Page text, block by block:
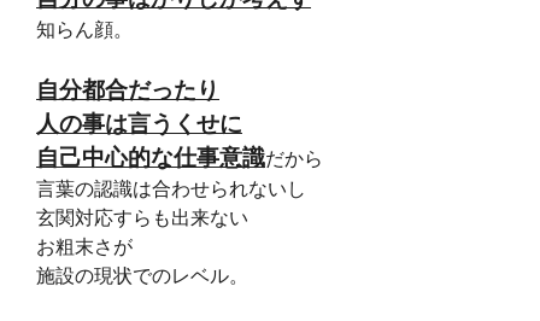
知らん顔。
自分都合だったり
人の事は言うくせに
自己中心的な仕事意識だから
言葉の認識は合わせられないし
玄関対応すらも出来ない
お粗末さが
施設の現状でのレベル。